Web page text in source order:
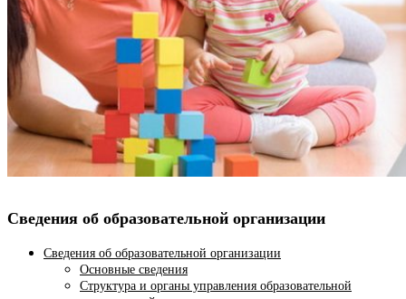
Сведения об образовательной организации
Сведения об образовательной организации
Основные сведения
Структура и органы управления образовательной